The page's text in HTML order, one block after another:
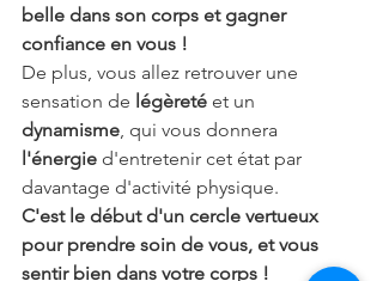
belle dans son corps et gagner
confiance en vous !
De plus, vous allez retrouver une
sensation de légèreté et un
dynamisme, qui vous donnera
l'énergie d'entretenir cet état par
davantage d'activité physique.
C'est le début d'un cercle vertueux
pour prendre soin de vous, et vous
sentir bien dans votre corps !